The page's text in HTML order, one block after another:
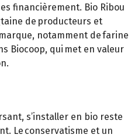
financièrement. Bio Ribou
de producteurs et
notamment de farine
Biocoop, qui met en valeur
s’installer en bio reste
Le conservatisme et un